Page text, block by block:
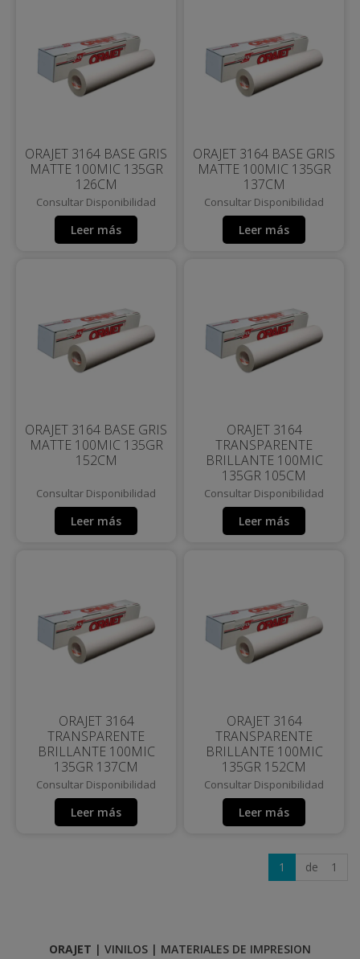
ORAJET 3164 BASE GRIS
MATTE 100MIC 135GR
126CM
Consultar Disponibilidad
Leer más
ORAJET 3164 BASE GRIS
MATTE 100MIC 135GR
137CM
Consultar Disponibilidad
Leer más
ORAJET 3164 BASE GRIS
MATTE 100MIC 135GR
152CM
Consultar Disponibilidad
Leer más
ORAJET 3164
TRANSPARENTE
BRILLANTE 100MIC
135GR 105CM
Consultar Disponibilidad
Leer más
ORAJET 3164
TRANSPARENTE
BRILLANTE 100MIC
135GR 137CM
Consultar Disponibilidad
Leer más
ORAJET 3164
TRANSPARENTE
BRILLANTE 100MIC
135GR 152CM
Consultar Disponibilidad
Leer más
1 de 1
ORAJET | VINILOS | MATERIALES DE IMPRESION